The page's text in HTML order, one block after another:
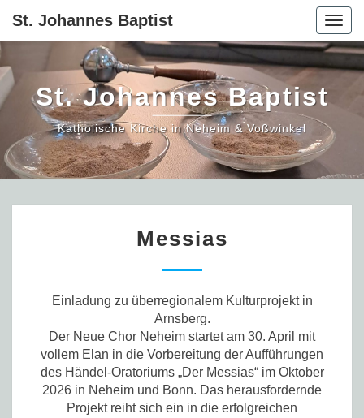
St. Johannes Baptist
St. Johannes Baptist
Katholische Kirche in Neheim & Voßwinkel
Messias
Einladung zu überregionalem Kulturprojekt in
Arnsberg.
Der Neue Chor Neheim startet am 30. April mit
vollem Elan in die Vorbereitung der Aufführungen
des Händel-Oratoriums „Der Messias“ im Oktober
2026 in Neheim und Bonn. Das herausfordernde
Projekt reiht sich ein in die erfolgreichen